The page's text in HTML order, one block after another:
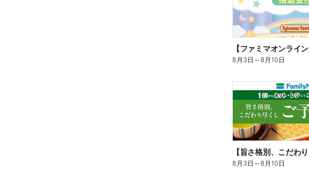
8月3日 ～8月10日
8月3日 ～8月10日